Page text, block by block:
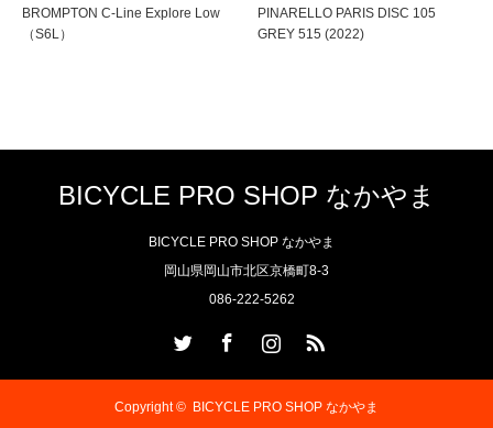
BROMPTON C-Line Explore Low
（S6L）
PINARELLO PARIS DISC 105
GREY 515 (2022)
BICYCLE PRO SHOP なかやま
BICYCLE PRO SHOP なかやま
岡山県岡山市北区京橋町8-3
086-222-5262
Copyright © BICYCLE PRO SHOP なかやま